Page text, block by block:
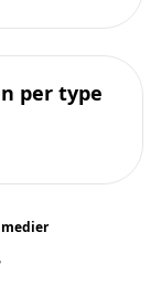
per type